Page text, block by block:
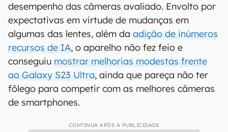
desempenho das câmeras avaliado. Envolto por
expectativas em virtude de mudanças em
algumas das lentes, além da adição de inúmeros
recursos de IA, o aparelho não fez feio e
conseguiu mostrar melhorias modestas frente
ao Galaxy S23 Ultra, ainda que pareça não ter
fôlego para competir com as melhores câmeras
de smartphones.
CONTINUA APÓS A PUBLICIDADE